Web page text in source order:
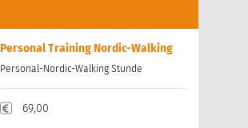
Personal Training Nordic-Walking
Personal-Nordic-Walking Stunde
69,00